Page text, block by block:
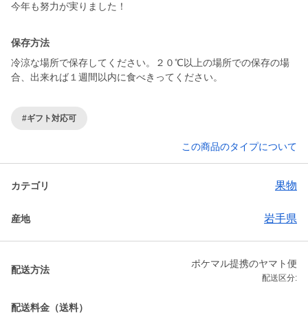
今年も努力が実りました！
保存方法
冷涼な場所で保存してください。２０℃以上の場所での保存の場
合、出来れば１週間以内に食べきってください。
#ギフト対応可
この商品のタイプについて
カテゴリ 果物
産地 岩手県
配送方法
ポケマル提携のヤマト便
配送区分:
配送料金（送料）